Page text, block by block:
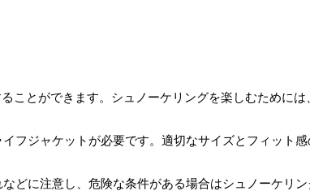
とができます。シュノーケリングを楽しむために
フジャケットが必要です。適切なサイズとフィット
に注意し、危険な条件がある場合はシュノーケリン